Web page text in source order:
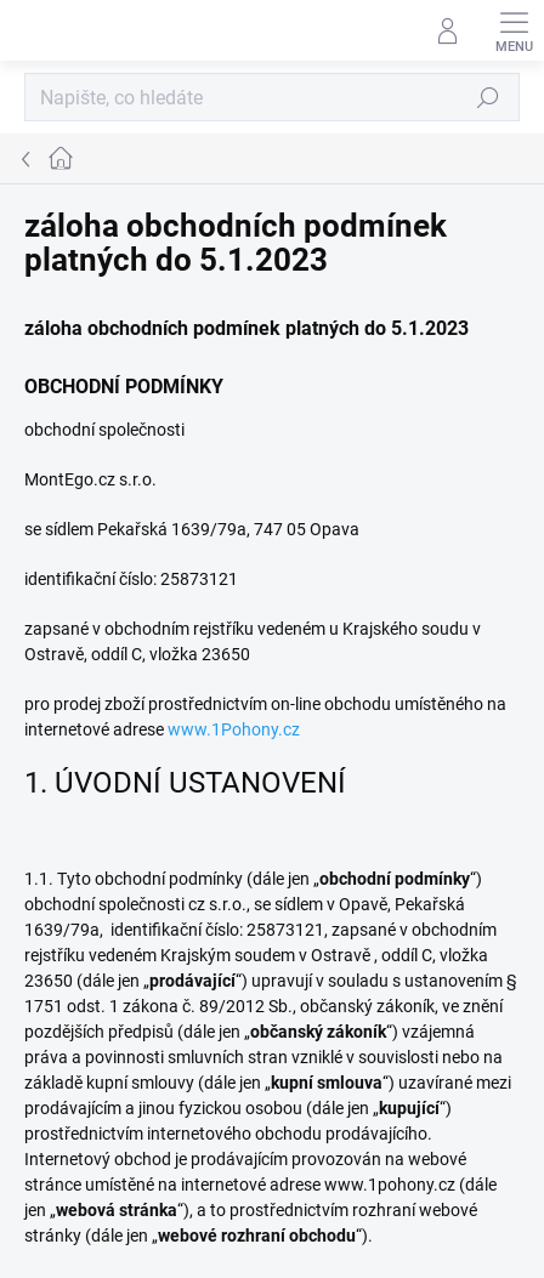
Hledat
Domů
záloha obchodních podmínek
platných do 5.1.2023
záloha obchodních podmínek platných do 5.1.2023
OBCHODNÍ PODMÍNKY
obchodní společnosti
MontEgo.cz s.r.o.
se sídlem Pekařská 1639/79a, 747 05 Opava
identifikační číslo: 25873121
zapsané v obchodním rejstříku vedeném u Krajského soudu v
Ostravě, oddíl C, vložka 23650
pro prodej zboží prostřednictvím on-line obchodu umístěného na
internetové adresewww.1Pohony.cz
1. ÚVODNÍ USTANOVENÍ
1.1. Tyto obchodní podmínky (dále jen „obchodní podmínky“)
obchodní společnosti cz s.r.o., se sídlem v Opavě, Pekařská
1639/79a, identifikační číslo: 25873121, zapsané v obchodním
rejstříku vedeném Krajským soudem v Ostravě , oddíl C, vložka
23650 (dále jen „prodávající“) upravují v souladu s ustanovením §
1751 odst. 1 zákona č. 89/2012 Sb., občanský zákoník, ve znění
pozdějších předpisů (dále jen „občanský zákoník“) vzájemná
práva a povinnosti smluvních stran vzniklé v souvislosti nebo na
základě kupní smlouvy (dále jen „kupní smlouva“) uzavírané mezi
prodávajícím a jinou fyzickou osobou (dále jen „kupující“)
prostřednictvím internetového obchodu prodávajícího.
Internetový obchod je prodávajícím provozován na webové
stránce umístěné na internetové adrese www.1pohony.cz (dále
jen „webová stránka“), a to prostřednictvím rozhraní webové
stránky (dále jen „webové rozhraní obchodu“).